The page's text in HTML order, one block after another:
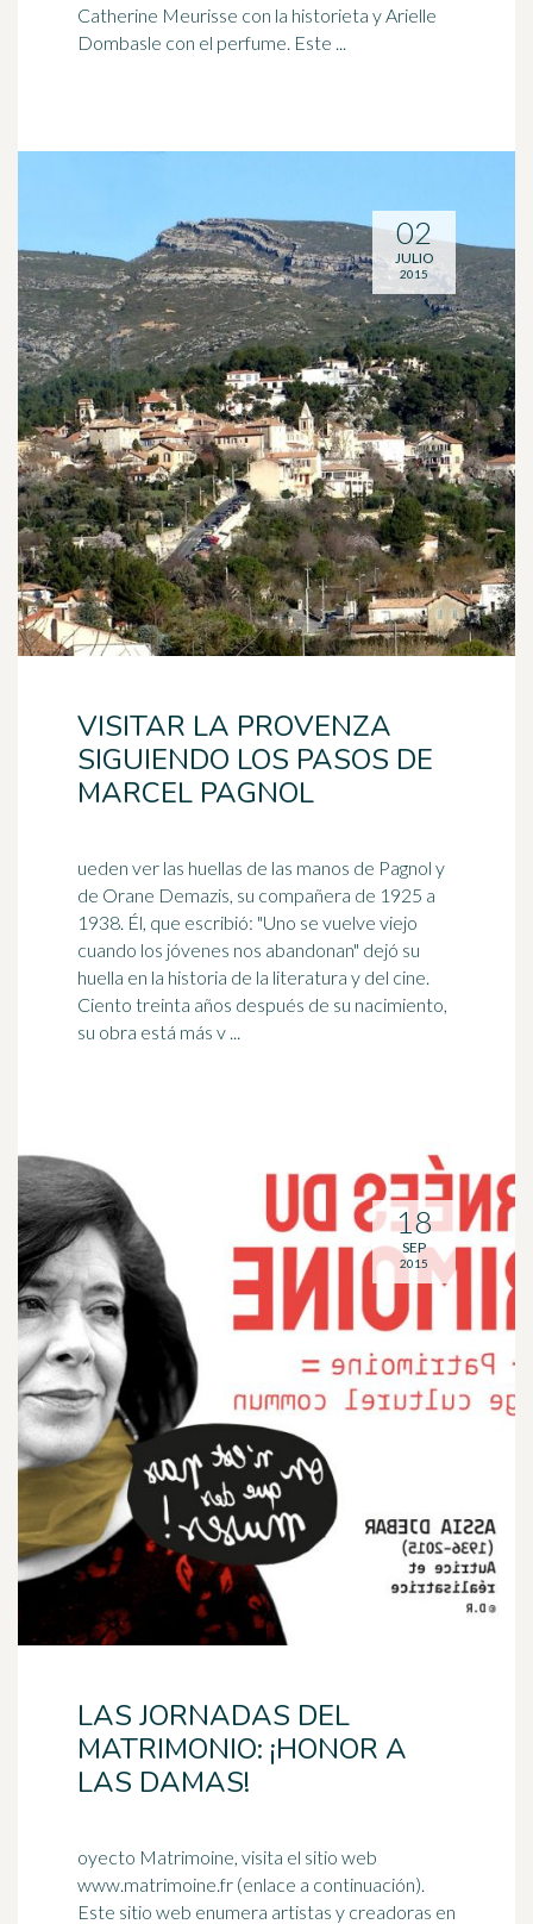
Catherine Meurisse con la historieta y Arielle
Dombasle con el perfume. Este ...
VISITAR LA PROVENZA
SIGUIENDO LOS PASOS DE
MARCEL PAGNOL
ueden ver las huellas de las manos de Pagnol y
de Orane Demazis, su compañera de 1925 a
1938. Él, que escribió: "Uno se vuelve viejo
cuando los jóvenes nos abandonan" dejó su
huella en la historia de la literatura y del cine.
Ciento treinta años después de su nacimiento,
su obra está más v ...
02
JULIO
2015
LAS JORNADAS DEL
MATRIMONIO: ¡HONOR A
LAS DAMAS!
oyecto Matrimoine, visita el sitio web
www.matrimoine.fr (enlace a continuación).
Este sitio web enumera artistas y creadoras en
18
SEP
2015